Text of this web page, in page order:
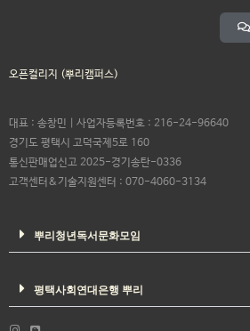
오픈컬리지 (뿌리캠퍼스)
대표 : 송창민 | 사업자등록번호 : 216-24-96640
경기도 평택시 고덕국제5로 160
통신판매업신고 2025-경기송탄-0336
고객센터&기술지원센터 : 070-4060-3134
뿌리청년독서문화모임
평택사회연대은행 뿌리